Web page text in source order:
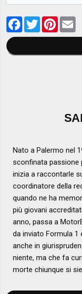
Facebook
Twitter
Nato a Palermo nel
sconfinata passione
inizia a raccontarle
coordinatore della
quando ne ha
più giovani
anno, passa a
da inviato Formula 1
anche in
niente, ma che fa
morte chiunque si